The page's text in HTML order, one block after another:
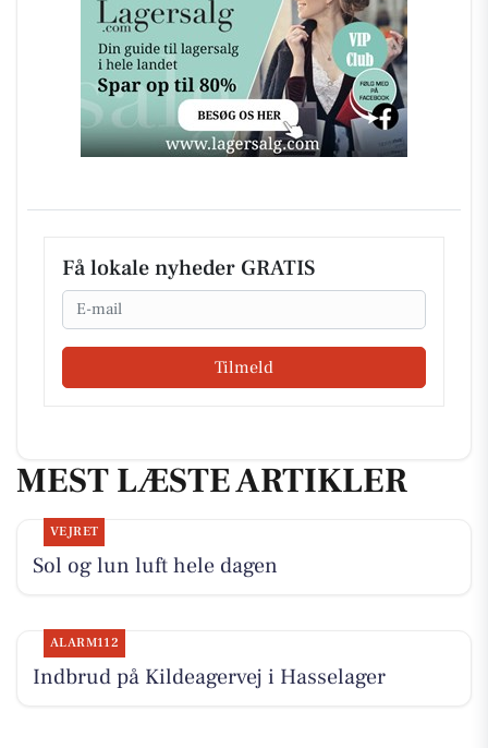
Få lokale nyheder GRATIS
Email
Tilmeld
MEST LÆSTE ARTIKLER
VEJRET
Sol og lun luft hele dagen
ALARM112
Indbrud på Kildeagervej i Hasselager